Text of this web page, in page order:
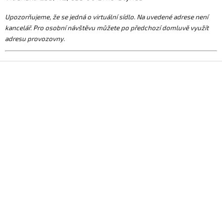
Upozorňujeme, že se jedná o virtuální sídlo. Na uvedené adrese není
kancelář. Pro osobní návštěvu můžete po předchozí domluvě využít
adresu provozovny.